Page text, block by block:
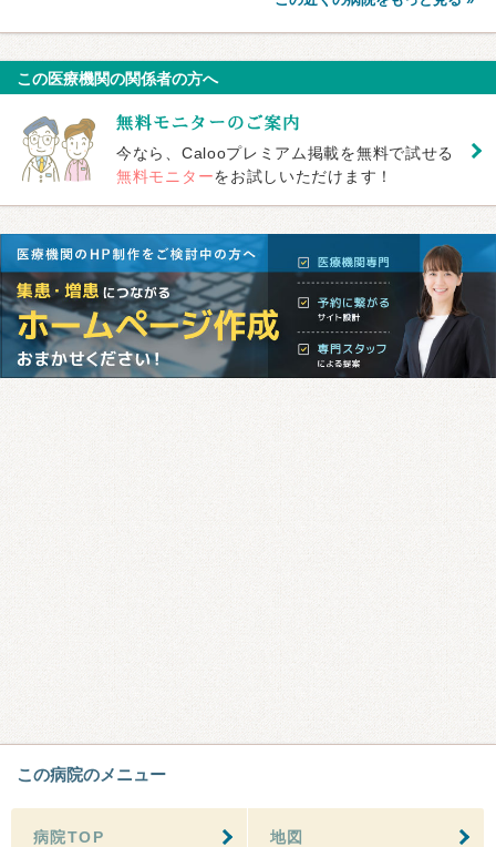
この医療機関の関係者の方へ
今なら、Calooプレミアム掲載を無料で試せる
無料モニターをお試しいただけます！
この病院のメニュー
病院TOP 地図